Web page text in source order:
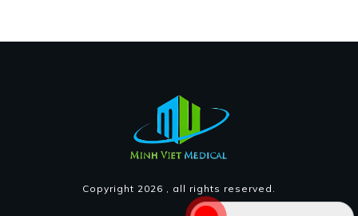
Copyright 2026 , all rights reserved.